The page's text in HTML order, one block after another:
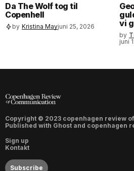
Da The Wolf tog til
Copenhell
by Kristina Mayjuni 25, 2026
vi
by
juni
Copyright © 2023 copenhagen review
Published with Ghost and copenhagen
Sign up
Kontakt
Subscribe